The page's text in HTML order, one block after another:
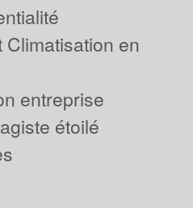
en
entreprise
étoilé